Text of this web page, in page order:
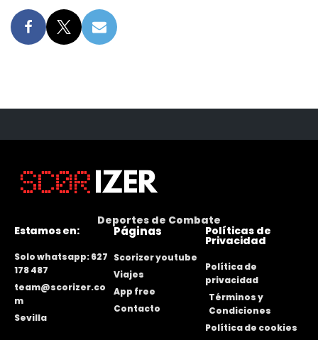
Deportes de Combate
Estamos en:
Solo whatsapp: 627
178 487
team@scorizer.co
m
Sevilla
Páginas
Scorizer youtube
Viajes
App free
Contacto
Políticas de
Privacidad
Política de
privacidad
Términos y
Condiciones
Política de cookies